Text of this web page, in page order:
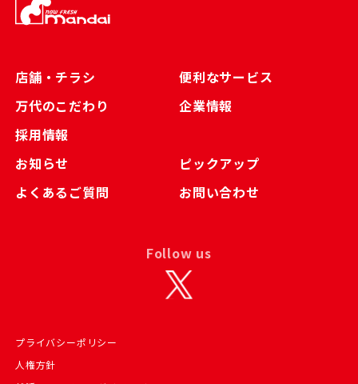
店舗・チラシ
便利なサービス
万代のこだわり
企業情報
採用情報
お知らせ
ピックアップ
よくあるご質問
お問い合わせ
プライバシーポリシー
人権方針
Follow us